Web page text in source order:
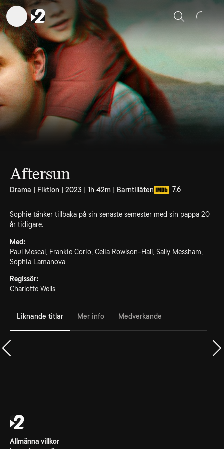
Sök
Aftersun
Drama | Fiktion | 2023 | 1h 42m | Barntillåten 7.6
Sophie tänker tillbaka på sin senaste semester med sin pappa 20
år tidigare.
Med:
Paul Mescal, Frankie Corio, Celia Rowlson-Hall, Sally Messham,
Sophia Lamanova
Regissör:
Charlotte Wells
Liknande titlar Mer info Medverkande
Allmänna villkor